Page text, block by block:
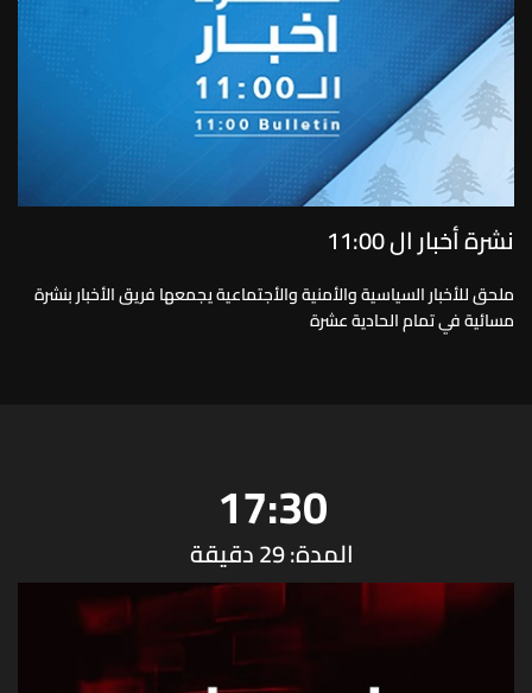
نشرة أخبار ال 11:00
ملحق للأخبار السياسية والأمنية والأجتماعية يجمعها فريق الأخبار بنشرة
مسائية في تمام الحادية عشرة
17:30
المدة: 29 دقيقة